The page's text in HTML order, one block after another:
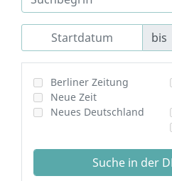
bis
Berliner Zeitung
Neue Zeit
Neues Deutschland
Suche in der